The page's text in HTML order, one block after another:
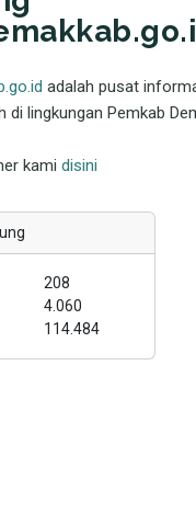
adalah pusat
di lingkungan Pemkab
kami disini
208
4.060
114.484